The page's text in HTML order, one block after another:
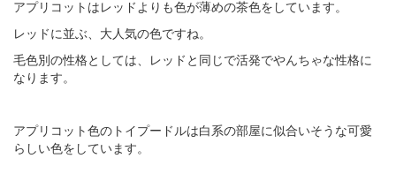
アプリコットはレッドよりも色が薄めの茶色をしています。
レッドに並ぶ、大人気の色ですね。
毛色別の性格としては、レッドと同じで活発でやんちゃな性格に
なります。
アプリコット色のトイプードルは白系の部屋に似合いそうな可愛
らしい色をしています。